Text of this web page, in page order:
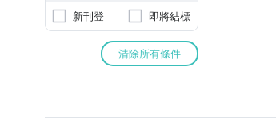
新刊登 即將結標
清除所有條件